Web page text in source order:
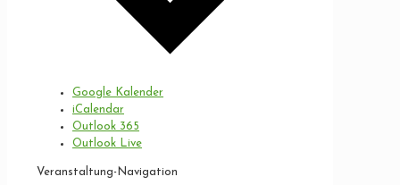
Google Kalender
iCalendar
Outlook 365
Outlook Live
Veranstaltung-Navigation